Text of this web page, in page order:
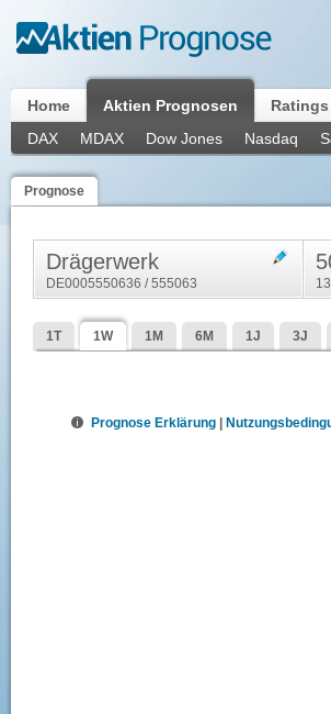
Home
Aktien Prognosen
DAX
MDAX Dow Jones Nasdaq
Ratings
Prognose
Drägerwerk
DE0005550636 / 555063
1T 1W 1M 6M 1J 3J
Prognose Erklärung